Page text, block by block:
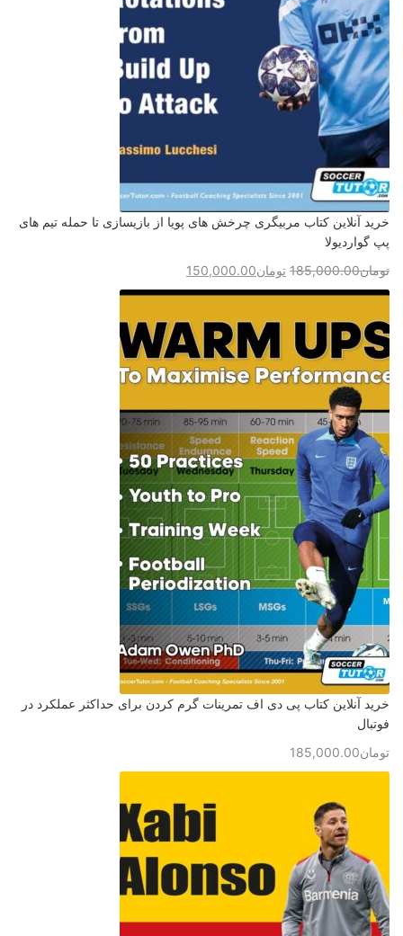
خرید آنلاین کتاب مربیگری چرخش های پویا از بازیسازی تا حمله تیم های
پپ گواردیولا
تومان185,000.00 تومان150,000.00
خرید آنلاین کتاب پی دی اف تمرینات گرم کردن برای حداکثر عملکرد در
فوتبال
تومان185,000.00